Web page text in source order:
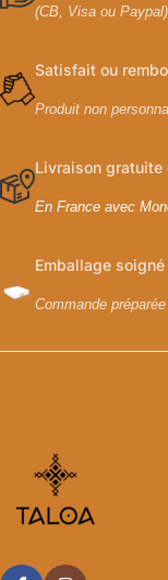
(CB, Visa ou Paypal)
Satisfait ou
Produit non
Livraison gratuite
En France avec
Emballage soigné
Commande